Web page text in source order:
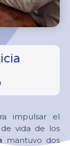
impulsar el
vida de los
mantuvo dos